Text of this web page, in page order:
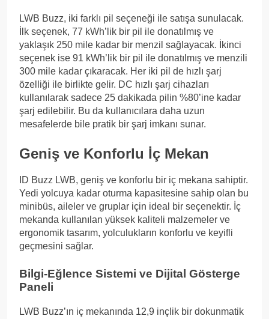
LWB Buzz, iki farklı pil seçeneği ile satışa sunulacak.
İlk seçenek, 77 kWh’lik bir pil ile donatılmış ve
yaklaşık 250 mile kadar bir menzil sağlayacak. İkinci
seçenek ise 91 kWh’lik bir pil ile donatılmış ve menzili
300 mile kadar çıkaracak. Her iki pil de hızlı şarj
özelliği ile birlikte gelir. DC hızlı şarj cihazları
kullanılarak sadece 25 dakikada pilin %80’ine kadar
şarj edilebilir. Bu da kullanıcılara daha uzun
mesafelerde bile pratik bir şarj imkanı sunar.
Geniş ve Konforlu İç Mekan
ID Buzz LWB, geniş ve konforlu bir iç mekana sahiptir.
Yedi yolcuya kadar oturma kapasitesine sahip olan bu
minibüs, aileler ve gruplar için ideal bir seçenektir. İç
mekanda kullanılan yüksek kaliteli malzemeler ve
ergonomik tasarım, yolculukların konforlu ve keyifli
geçmesini sağlar.
Bilgi-Eğlence Sistemi ve Dijital Gösterge
Paneli
LWB Buzz’ın iç mekanında 12,9 inçlik bir dokunmatik